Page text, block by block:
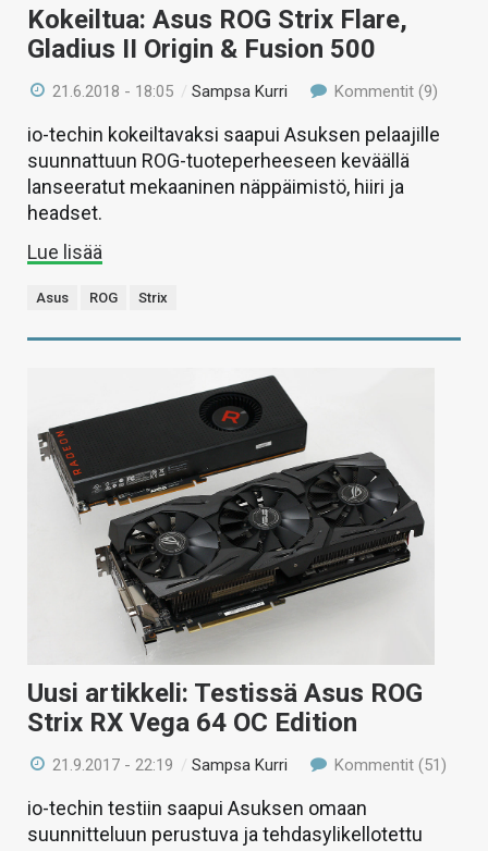
Kokeiltua: Asus ROG Strix Flare,
Gladius II Origin & Fusion 500
21.6.2018 - 18:05 /Sampsa Kurri Kommentit (9)
io-techin kokeiltavaksi saapui Asuksen pelaajille
suunnattuun ROG-tuoteperheeseen keväällä
lanseeratut mekaaninen näppäimistö, hiiri ja
headset.
Lue lisää
Asus ROG Strix
Uusi artikkeli: Testissä Asus ROG
Strix RX Vega 64 OC Edition
21.9.2017 - 22:19 /Sampsa Kurri Kommentit (51)
io-techin testiin saapui Asuksen omaan
suunnitteluun perustuva ja tehdasylikellotettu